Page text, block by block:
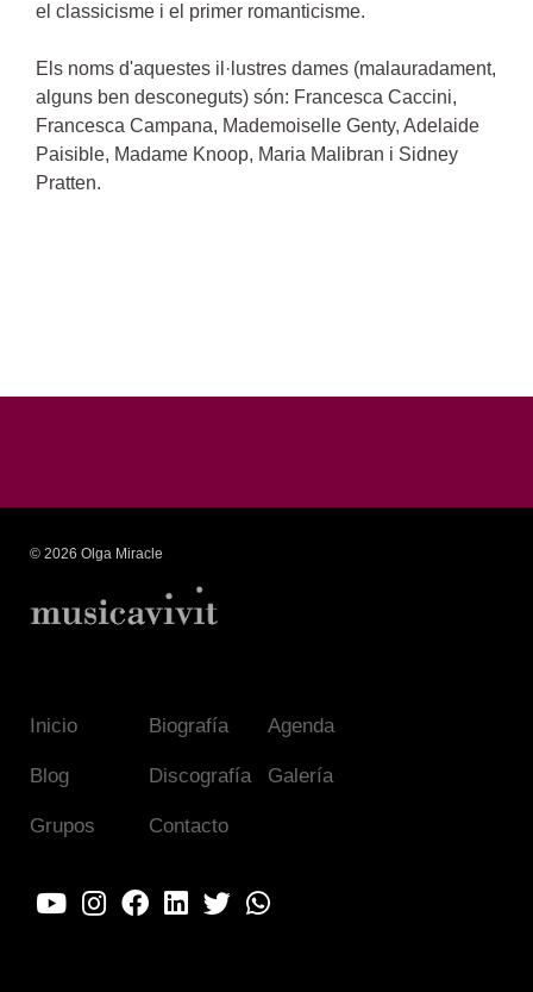
el classicisme i el primer romanticisme.
Els noms d'aquestes il·lustres dames (malauradament,
alguns ben desconeguts) són: Francesca Caccini,
Francesca Campana, Mademoiselle Genty, Adelaide
Paisible, Madame Knoop, Maria Malibran i Sidney
Pratten.
© 2026 Olga Miracle
Inicio Biografía Agenda
Blog Discografía Galería
Grupos Contacto